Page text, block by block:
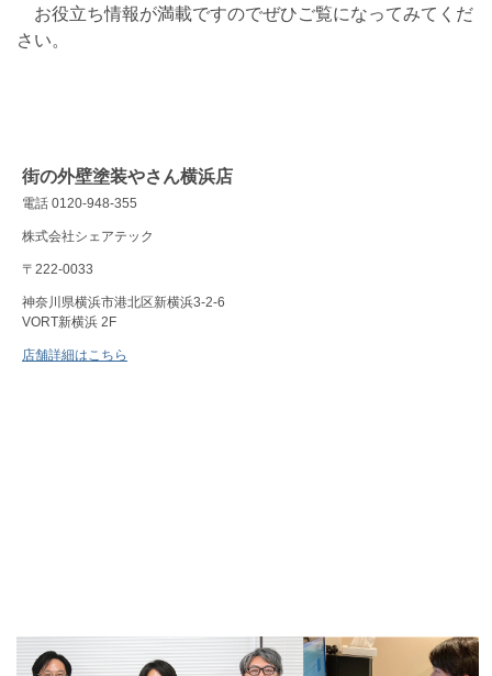
お役立ち情報が満載ですのでぜひご覧になってみてくだ
さい。
街の外壁塗装やさん横浜店
電話 0120-948-355
株式会社シェアテック
〒222-0033
神奈川県横浜市港北区新横浜3-2-6
VORT新横浜 2F
店舗詳細はこちら